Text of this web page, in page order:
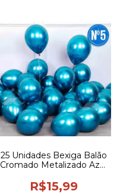
25 Unidades Bexiga Balão
Cromado Metalizado Azul
R$15,99